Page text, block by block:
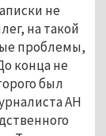
не
на такой
проблемы,
конца не
был
АН